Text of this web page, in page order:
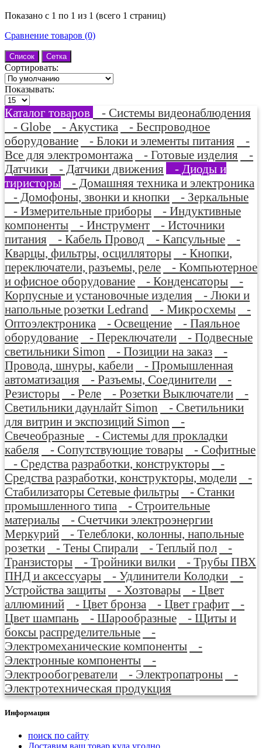
Показано с 1 по 1 из 1 (всего 1 страниц)
Сравнение товаров (0)
Список Сетка
Сортировать:
Показывать:
Каталог товаров
- Системы видеонаблюдения
- Globe
- Акустика
- Беспроводное
оборудование
- Блоки и элементы питания
-
Все для электромонтажа
- Готовые изделия
-
Датчики
- Датчики движения
- Диоды и
тиристоры
- Домашняя техника и электроника
- Домофоны, звонки и кнопки
- Зеркальные
- Измерительные приборы
- Индуктивные
компоненты
- Инструмент
- Источники
питания
- Кабель Провод - Капсульные
-
Кварцы, фильтры, осцилляторы
- Кнопки,
переключатели, разъемы, реле
- Компьютерное
и офисное оборудование
- Конденсаторы
-
Корпусные и установочные изделия
- Люки и
напольные розетки Ledrand
- Микросхемы
-
Оптоэлектроника
- Освещение
- Паяльное
оборудование
- Переключатели
- Подвесные
светильники Simon
- Позиции на заказ
-
Провода, шнуры, кабели
- Промышленная
автоматизация
- Разъемы, Соединители
-
Резисторы
- Реле - Розетки Выключатели
-
Светильники даунлайт Simon
- Светильники
для витрин и экспозиций Simon
-
Свечеобразные
- Системы для прокладки
кабеля
- Сопутствующие товары
- Софитные
- Средства разработки, конструкторы
-
Средства разработки, конструкторы, модели
-
Стабилизаторы Сетевые фильтры
- Станки
промышленного типа
- Строительные
материалы
- Счетчики электроэнергии
Меркурий
- Телеблоки, колонны, напольные
розетки
- Тены Спирали - Теплый пол
-
Транзисторы
- Тройники вилки
- Трубы ПВХ
ПНД и аксессуары
- Удлинители Колодки
-
Устройства защиты
- Хозтовары
- Цвет
аллюминий
- Цвет бронза - Цвет графит
-
Цвет шампань
- Шарообразные
- Щиты и
боксы распределительные
-
Электромеханические компоненты
-
Электронные компоненты
-
Электрообогреватели
- Электропатроны
-
Электротехническая продукция
Информация
поиск по сайту
Доставим ваш товар куда угодно